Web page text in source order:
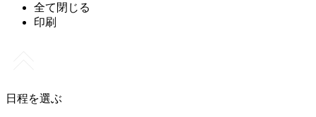
全て閉じる
印刷
日程を選ぶ